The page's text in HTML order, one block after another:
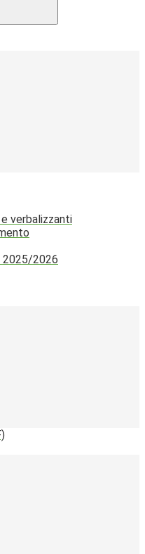
verbalizzanti
2025/2026